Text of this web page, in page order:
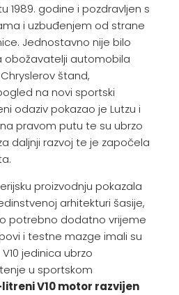
1989. godine i pozdravljen s
i uzbuđenjem od strane
Jednostavno nije bilo
obožavatelji automobila
štand,
na novi sportski
odaziv pokazao je Lutzu i
pravom putu te su ubrzo
daljnji razvoj te je započela
proizvodnju pokazala
arhitekturi šasije,
potrebno dodatno vrijeme
i testne mazge imali su
jedinica ubrzo
u sportskom
V10 motor razvijen